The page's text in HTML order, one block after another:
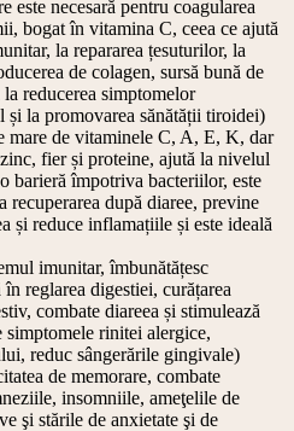
este necesară pentru coagularea
bogat în vitamina C, ceea ce ajută
la repararea țesuturilor, la
de colagen, sursă bună de
reducerea simptomelor
și la promovarea sănătății tiroidei)
mare de vitaminele C, A, E, K, dar
fier și proteine, ajută la nivelul
barieră împotriva bacteriilor, este
recuperarea după diaree, previne
și reduce inflamațiile și este ideală
imunitar, îmbunătățesc
reglarea digestiei, curățarea
combate diareea și stimulează
rinitei alergice,
reduc sângerările gingivale)
de memorare, combate
insomniile, ameţelile de
şi stările de anxietate şi de